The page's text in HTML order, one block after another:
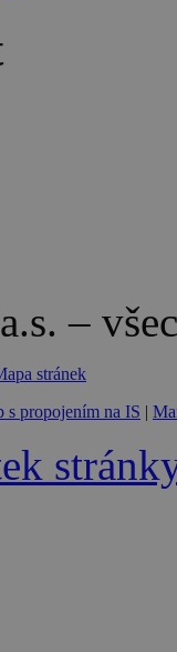
–
stránek
propojením na IS |